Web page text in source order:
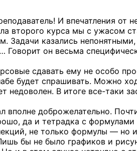
И впечатления от
второго курса мы с ужасом
Задачи казались
Говорит он весьма
сдавать ему не особо
будет спрашивать. Можно
недоволен. В итоге все-таки
вполне доброжелательно.
да и тетрадка с
не только формулы — но
бы не было графиков и